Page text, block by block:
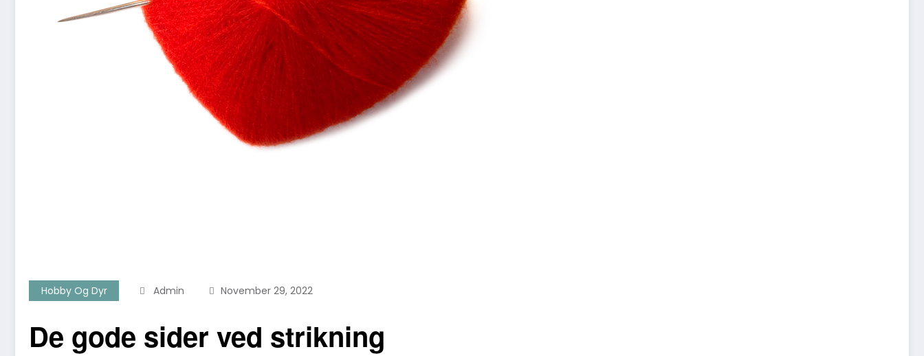
Hobby Og Dyr Admin November 29, 2022
De gode sider ved strikning